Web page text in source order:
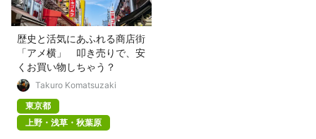
歴史と活気にあふれる商店街
「アメ横」 叩き売りで、安
くお買い物しちゃう？
Takuro Komatsuzaki
東京都
上野・浅草・秋葉原